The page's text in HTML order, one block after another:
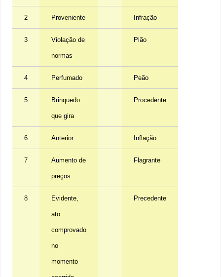
2 Proveniente Infração
3 Violação de
normas
Pião
4 Perfumado Peão
5 Brinquedo
que gira
Procedente
6 Anterior Inflação
7 Aumento de
preços
Flagrante
8 Evidente,
ato
comprovado
no
momento
Precedente